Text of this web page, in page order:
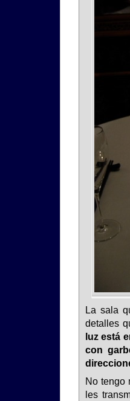
La sala
detalles
luz está
con
No tengo
les